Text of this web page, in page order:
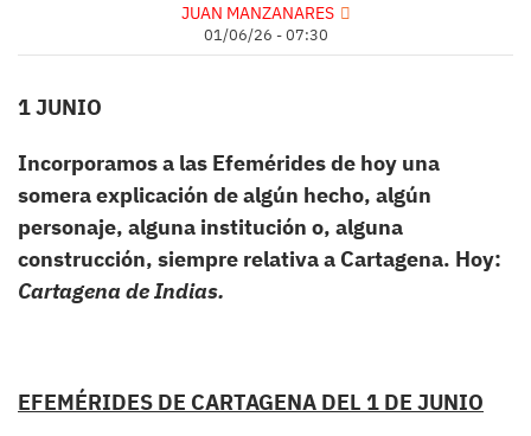
JUAN MANZANARES
01/06/26 - 07:30
1 JUNIO
Incorporamos a las Efemérides de hoy una
somera explicación de algún hecho, algún
personaje, alguna institución o, alguna
construcción, siempre relativa a Cartagena. Hoy:
Cartagena de Indias.
EFEMÉRIDES DE CARTAGENA DEL 1 DE JUNIO